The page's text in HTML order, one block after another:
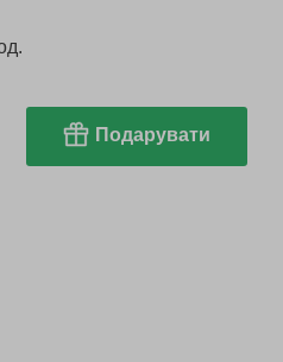
Подарувати